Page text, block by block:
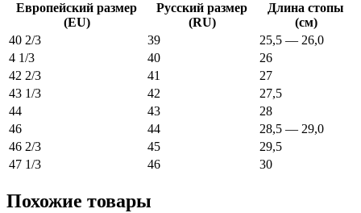
Европейский размер
(EU)
Русский размер
(RU)
Длина стопы
(см)
40 2/3
39
25,5 — 26,0
4 1/3
40
26
42 2/3
41
27
43 1/3
42
27,5
44
43
28
46
44
28,5 — 29,0
46 2/3
45
29,5
47 1/3
46 30
Похожие товары